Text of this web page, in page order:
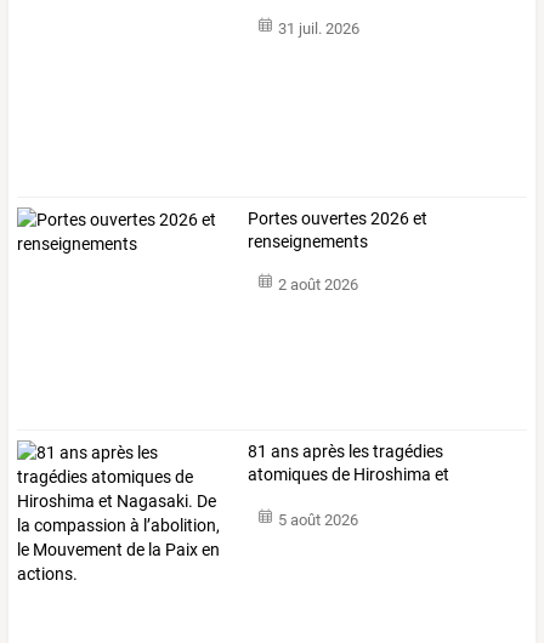
31 juil. 2026
Portes ouvertes 2026 et
renseignements
2 août 2026
81 ansaprès lestragédies
atomiquesde Hiroshima et
5 août 2026